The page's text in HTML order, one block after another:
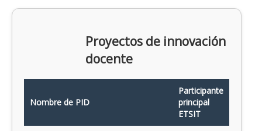
Proyectos de innovación
docente
Nombre de PID
Participante
principal
ETSIT